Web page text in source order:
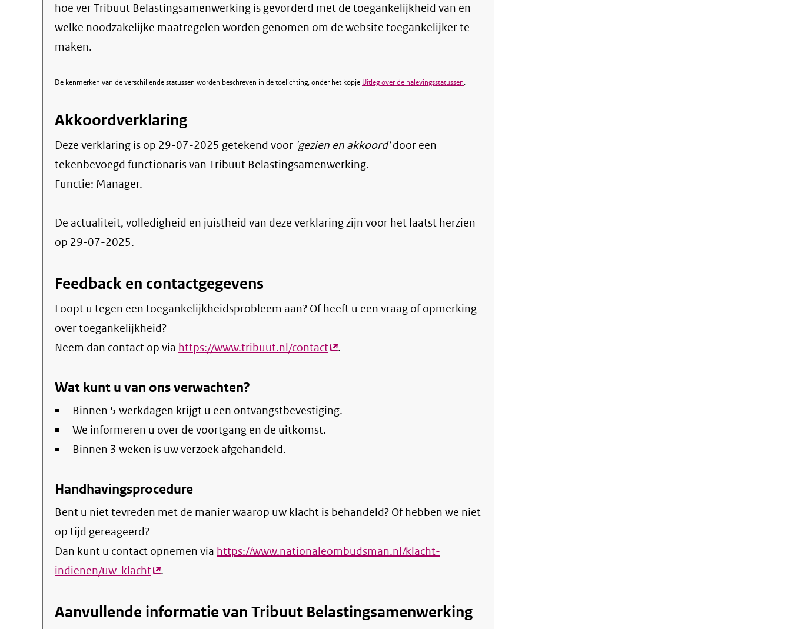
hoe ver Tribuut Belastingsamenwerking is gevorderd met de toegankelijkheid van en
welke noodzakelijke maatregelen worden genomen om de website toegankelijker te
maken.
De kenmerken van de verschillende statussen worden beschreven in de toelichting, onder het kopje Uitleg over de nalevingsstatussen.
Akkoordverklaring
Deze verklaring is op 29-07-2025 getekend voor 'gezien en akkoord'door een
tekenbevoegd functionaris van Tribuut Belastingsamenwerking.
Functie: Manager.
De actualiteit, volledigheid en juistheid van deze verklaring zijn voor het laatst herzien
op 29-07-2025.
Feedback en contactgegevens
Loopt u tegen een toegankelijkheidsprobleem aan? Of heeft u een vraag of opmerking
over toegankelijkheid?
Neem dan contact op via https://www.tribuut.nl/contact(externe
.
Wat kunt u van ons verwachten?
Binnen 5 werkdagen krijgt u een ontvangstbevestiging.
We informeren u over de voortgang en de uitkomst.
Binnen 3 weken is uw verzoek afgehandeld.
Handhavingsprocedure
Bent u niet tevreden met de manier waarop uw klacht is behandeld? Of hebben we niet
op tijd gereageerd?
Dan kunt u contact opnemen via https://www.nationaleombudsman.nl/klacht-
indienen/uw-klacht(externe
.
Aanvullende informatie van Tribuut Belastingsamenwerking